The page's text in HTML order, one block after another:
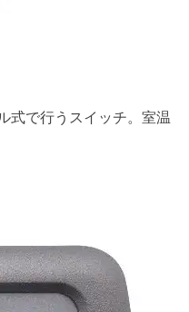
式で行うスイッチ。室温